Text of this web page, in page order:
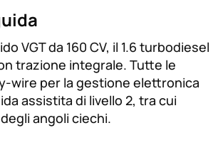
VGT da 160 CV, il 1.6 turbodiesel
trazione integrale. Tutte le
wire per la gestione elettronica
assistita di livello 2, tra cui
angoli ciechi.